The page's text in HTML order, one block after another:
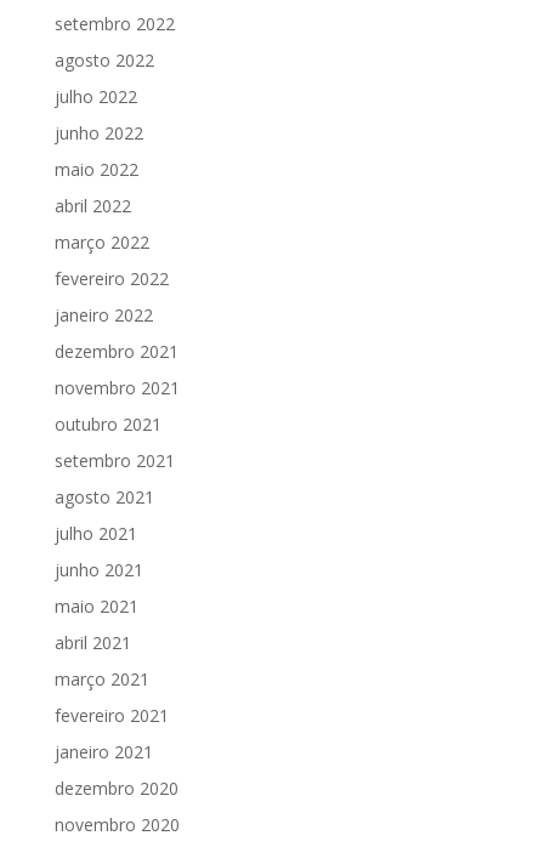
setembro 2022
agosto 2022
julho 2022
junho 2022
maio 2022
abril 2022
março 2022
fevereiro 2022
janeiro 2022
dezembro 2021
novembro 2021
outubro 2021
setembro 2021
agosto 2021
julho 2021
junho 2021
maio 2021
abril 2021
março 2021
fevereiro 2021
janeiro 2021
dezembro 2020
novembro 2020